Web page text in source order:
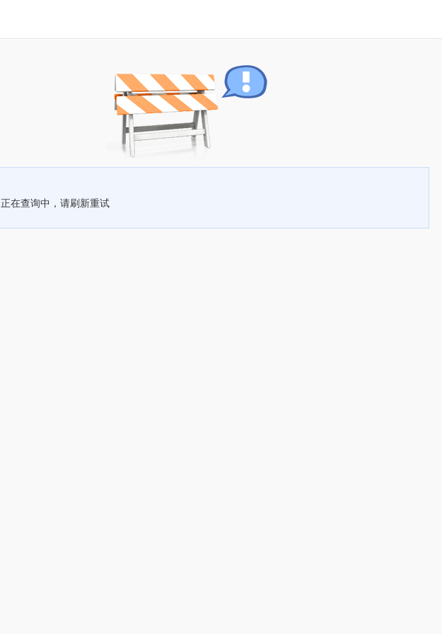
正在查询中，请刷新重试